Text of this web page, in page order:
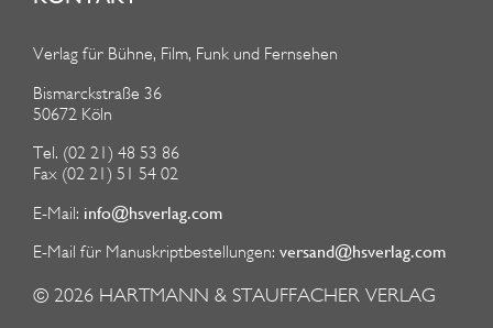
Verlag für Bühne, Film, Funk und Fernsehen
Bismarckstraße 36
50672 Köln
Tel. (02 21) 48 53 86
Fax (02 21) 51 54 02
E-Mail: info@hsverlag.com
E-Mail für Manuskriptbestellungen: versand@hsverlag.com
© 2026 HARTMANN & STAUFFACHER VERLAG